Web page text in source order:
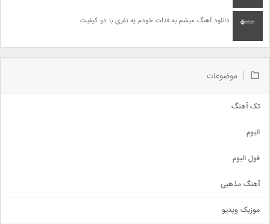
دانلود آهنگ میشم به فدات خودم یه نفری با دو کیفیت
موضوعات
تک آهنگ
اجتماعی
حماسی
سنتی
البوم
فول البوم
آهنگ مذهبی
موزیک ویدیو